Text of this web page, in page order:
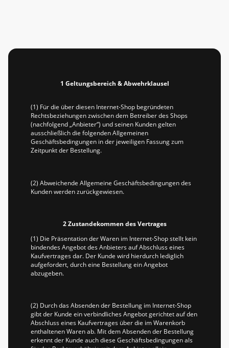
1 Geltungsbereich & Abwehrklausel
(1) Für die über diesen Internet-Shop begründeten
Rechtsbeziehungen zwischen dem Betreiber des Shops
(nachfolgend „Anbieter“) und seinen Kunden gelten
ausschließlich die folgenden Allgemeinen
Geschäftsbedingungen in der jeweiligen Fassung zum
Zeitpunkt der Bestellung.
(2) Abweichende Allgemeine Geschäftsbedingungen des
Kunden werden zurückgewiesen.
2 Zustandekommen des Vertrages
(1) Die Präsentation der Waren im Internet-Shop stellt kein
bindendes Angebot des Anbieters auf Abschluss eines
Kaufvertrages dar. Der Kunde wird hierdurch lediglich
aufgefordert, durch eine Bestellung ein Angebot
abzugeben.
(2) Durch das Absenden der Bestellung im Internet-Shop
gibt der Kunde ein verbindliches Angebot gerichtet auf den
Abschluss eines Kaufvertrages über die im Warenkorb
enthaltenen Waren ab. Mit dem Absenden der Bestellung
erkennt der Kunde auch diese Geschäftsbedingungen als